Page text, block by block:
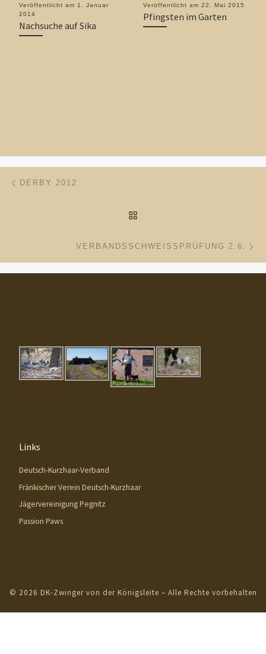
Veröffentlicht am 1. Januar
2014
Nachsuche auf Sika
Veröffentlicht am 22. Mai 2015
Pfingsten im Garten
Beitragsnavigation
DERBY 2012
VERBANDSSCHWEISSPRÜFUNG 2.6.
Links
Deutsch-Kurzhaar-Verband
Fränkischer Verein Deutsch-Kurzhaar
Jägervereinigung Pegnitz
Passion Paws
© 2026 DK-Zwinger von der Königsleite – Alle Rechte vorbehalten